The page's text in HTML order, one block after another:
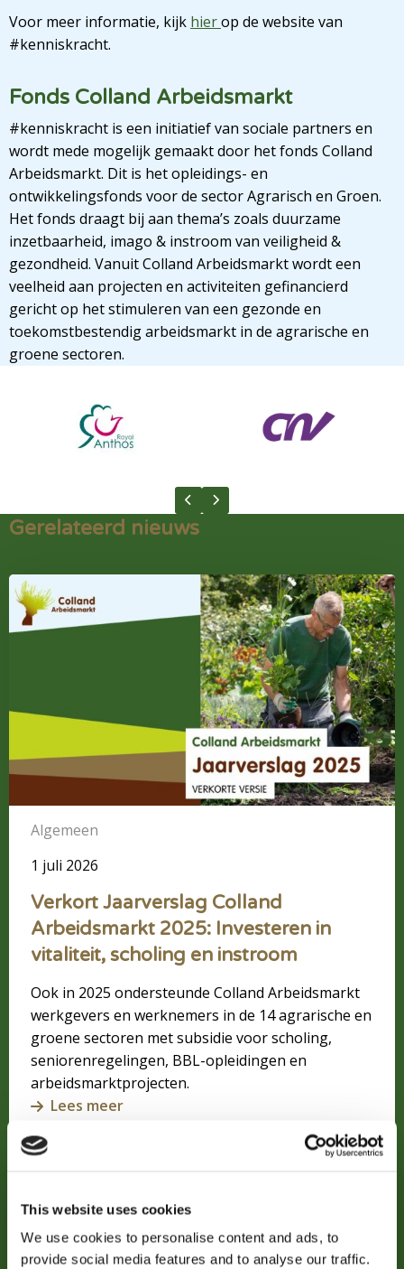
This website uses cookies
We use cookies to personalise content and ads, to
provide social media features and to analyse our traffic.
Voor meer informatie, kijk hierop de website van
#kenniskracht.
Fonds Colland Arbeidsmarkt
#kenniskracht is een initiatief van sociale partners en
wordt mede mogelijk gemaakt door het fonds Colland
Arbeidsmarkt. Dit is het opleidings- en
ontwikkelingsfonds voor de sector Agrarisch en Groen.
Het fonds draagt bij aan thema’s zoals duurzame
inzetbaarheid, imago & instroom van veiligheid &
gezondheid. Vanuit Colland Arbeidsmarkt wordt een
veelheid aan projecten en activiteiten gefinancierd
gericht op het stimuleren van een gezonde en
toekomstbestendig arbeidsmarkt in de agrarische en
groene sectoren.
Previous slideNext slide
Gerelateerd nieuws
Algemeen
1 juli 2026
Verkort Jaarverslag Colland
Arbeidsmarkt 2025: Investeren in
vitaliteit, scholing en instroom
Ook in 2025 ondersteunde Colland Arbeidsmarkt
werkgevers en werknemers in de 14 agrarische en
groene sectoren met subsidie voor scholing,
seniorenregelingen, BBL-opleidingen en
arbeidsmarktprojecten.
Lees meer
Lees
meer
over
Arbeidsmarkt
Investeren
in
vitaliteit,
scholing
instroom
over
Als
de